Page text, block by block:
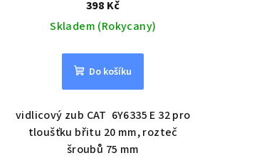
398 Kč
Skladem (Rokycany)
Do košíku
vidlicový zub CAT 6Y6335 E 32 pro
tloušťku břitu 20 mm, rozteč
šroubů 75 mm